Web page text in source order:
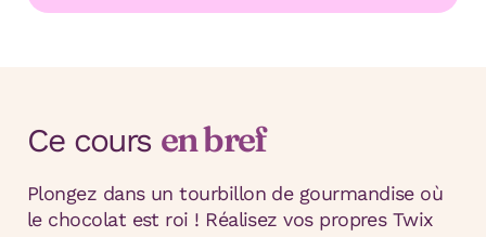
Ce cours en bref
Plongez dans un tourbillon de gourmandise où
le chocolat est roi ! Réalisez vos propres Twix